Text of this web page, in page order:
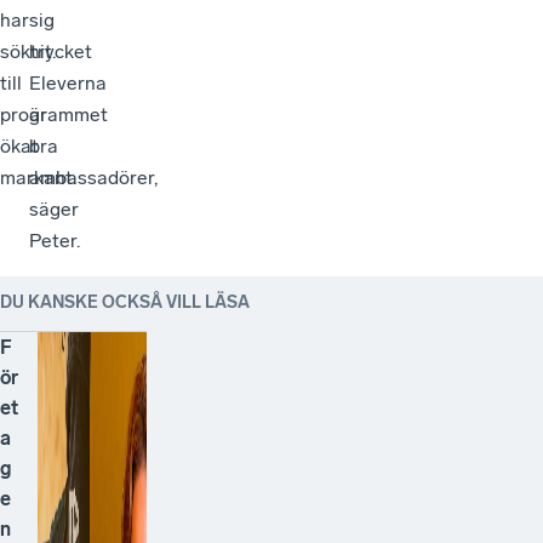
har
söktrycket
till
programmet
ökat
markant.
sig
hit.
Eleverna
är
bra
ambassadörer,
säger
Peter.
DU KANSKE OCKSÅ VILL LÄSA
F
ör
et
a
g
e
n